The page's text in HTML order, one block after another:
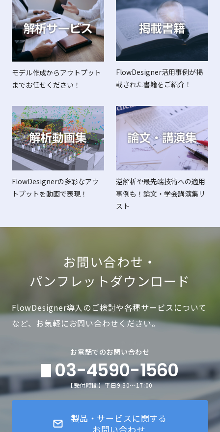
モデル作成からアウトプット
までお任せください！
FlowDesigner活用事例が掲
載された書籍をご紹介！
FlowDesignerの多彩なアウ
トプットを動画で表現！
逆解析や最先端技術への適用
事例も！論文・学会講演集リ
スト
お問い合わせ・
パンフレットダウンロード
FlowDesigner導入のご検討や各種サービスについて
など、お気軽にお問い合わせください。
お電話でのお問い合わせ
03-4590-1560
【受付時間】平日9:30～17:00
製品・サービスに関する
お問い合わせ